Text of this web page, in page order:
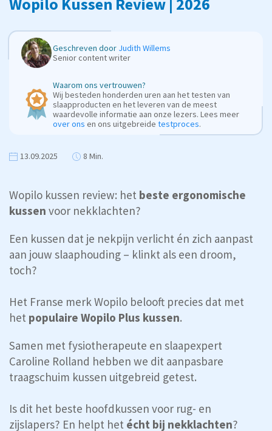
Geschreven door Judith Willems
Senior content writer
Waarom ons vertrouwen?
Wij besteden honderden uren aan het testen van
slaapproducten en het leveren van de meest
waardevolle informatie aan onze lezers. Lees meer
over ons en ons uitgebreide testproces.
13.09.2025 8 Min.
Wopilo kussen review: het beste ergonomische
kussen voor nekklachten?
Een kussen dat je nekpijn verlicht én zich aanpast
aan jouw slaaphouding – klinkt als een droom,
toch?
Het Franse merk Wopilo belooft precies dat met
het populaire Wopilo Plus kussen.
Samen met fysiotherapeute en slaapexpert
Caroline Rolland hebben we dit aanpasbare
traagschuim kussen uitgebreid getest.
Is dit het beste hoofdkussen voor rug- en
zijslapers? En helpt het écht bij nekklachten?